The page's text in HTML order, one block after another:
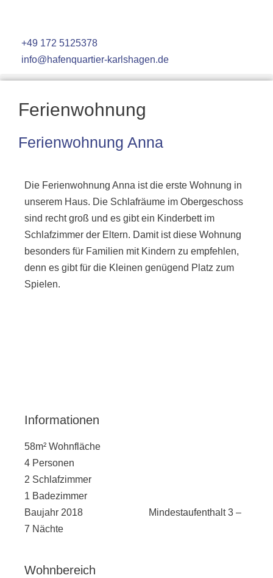
+49 172 5125378
info@hafenquartier-karlshagen.de
Ferienwohnung
Ferienwohnung Anna
Die Ferienwohnung Anna ist die erste Wohnung in
unserem Haus. Die Schlafräume im Obergeschoss
sind recht groß und es gibt ein Kinderbett im
Schlafzimmer der Eltern. Damit ist diese Wohnung
besonders für Familien mit Kindern zu empfehlen,
denn es gibt für die Kleinen genügend Platz zum
Spielen.
Informationen​
58m² Wohnfläche
4 Personen
2 Schlafzimmer
1 Badezimmer
Baujahr 2018 Mindestaufenthalt 3 –
7 Nächte
Wohnbereich